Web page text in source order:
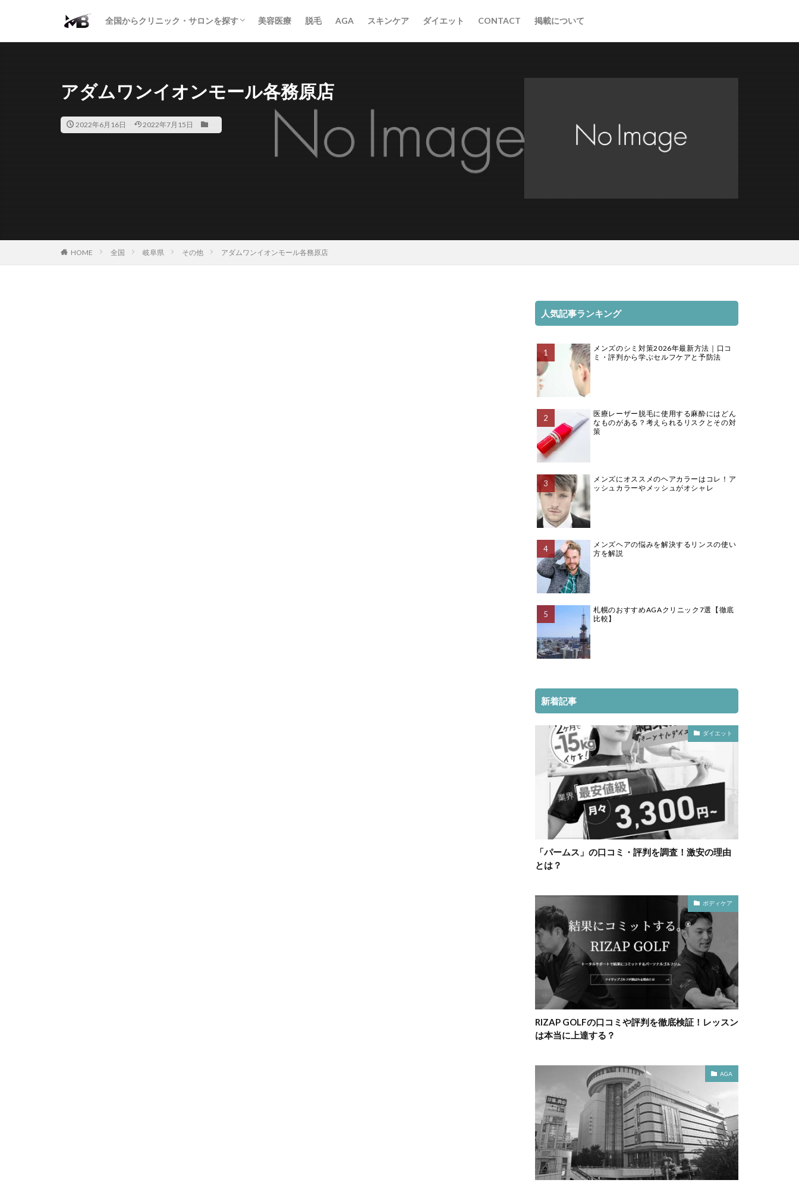
全国からクリニック・サロンを探す
二重・まぶた
鼻の形
小顔・輪郭
痩身・医療ダイエット
肌の悩み・スキンケア
わきが・多汗症
AGA
包茎・ED
医療脱毛
脱毛サロン
パーソナルジム
美容医療 脱毛 AGA スキンケア ダイエット CONTACT 掲載について
アダムワンイオンモール各務原店
2022年6月16日 2022年7月15日
HOME 全国 岐阜県 その他 アダムワンイオンモール各務原店
人気記事ランキング
メンズのシミ対策2026年最新方法｜口コ
ミ・評判から学ぶセルフケアと予防法
医療レーザー脱毛に使用する麻酔にはどん
なものがある？考えられるリスクとその対
策
メンズにオススメのヘアカラーはコレ！ア
ッシュカラーやメッシュがオシャレ
メンズヘアの悩みを解決するリンスの使い
方を解説
札幌のおすすめAGAクリニック7選【徹底
比較】
新着記事
ダイエット
「パームス」の口コミ・評判を調査！激安の理由
とは？
ボディケア
RIZAP GOLFの口コミや評判を徹底検証！レッスン
は本当に上達する？
AGA